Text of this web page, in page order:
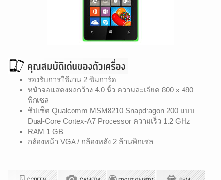
รองรับการใช้งาน 2 ซิมการ์ด
หน้าจอแสดงผลกว้าง 4.0 นิ้ว ความละเอียด 800 x 480
พิกเซล
ชิปเซ็ต Qualcomm MSM8210 Snapdragon 200 แบบ
Dual-Core Cortex-A7 Processor ความเร็ว 1.2 GHz
RAM 1 GB
กล้องหน้า VGA / กล้องหลัง 2 ล้านพิกเซล